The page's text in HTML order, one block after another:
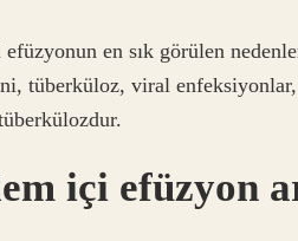
efüzyonun en sık görülen
tüberküloz, viral
içi efüzyon